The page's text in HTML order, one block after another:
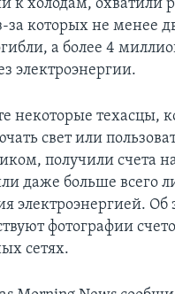
к холодам, охватили
которых не менее
а более 4
электроэнергии.
некоторые техасцы,
свет или
получили счета
даже больше всего
электроэнергией. Об
фотографии
сетях.